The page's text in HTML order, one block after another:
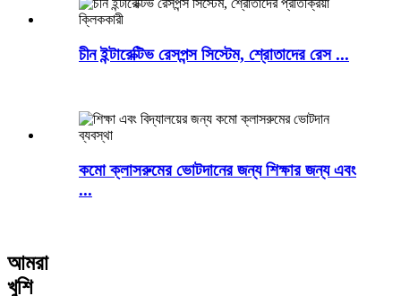
চীন ইন্টারেক্টিভ রেসপন্স সিস্টেম, শ্রোতাদের রেস ...
কমো ক্লাসরুমের ভোটদানের জন্য শিক্ষার জন্য এবং
...
আমরা
খুশি